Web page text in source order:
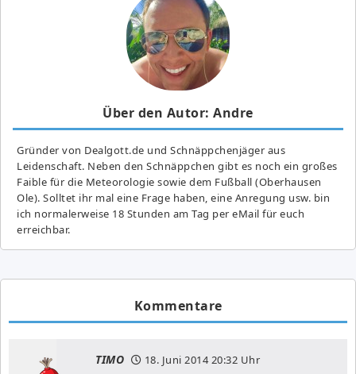
Über den Autor: Andre
Gründer von Dealgott.de und Schnäppchenjäger aus
Leidenschaft. Neben den Schnäppchen gibt es noch ein großes
Fai­ble für die Meteorologie sowie dem Fußball (Oberhausen
Ole). Solltet ihr mal eine Frage haben, eine Anregung usw. bin
ich normalerweise 18 Stunden am Tag per eMail für euch
erreichbar.
Kommentare
TIMO 18. Juni 201420:32 Uhr